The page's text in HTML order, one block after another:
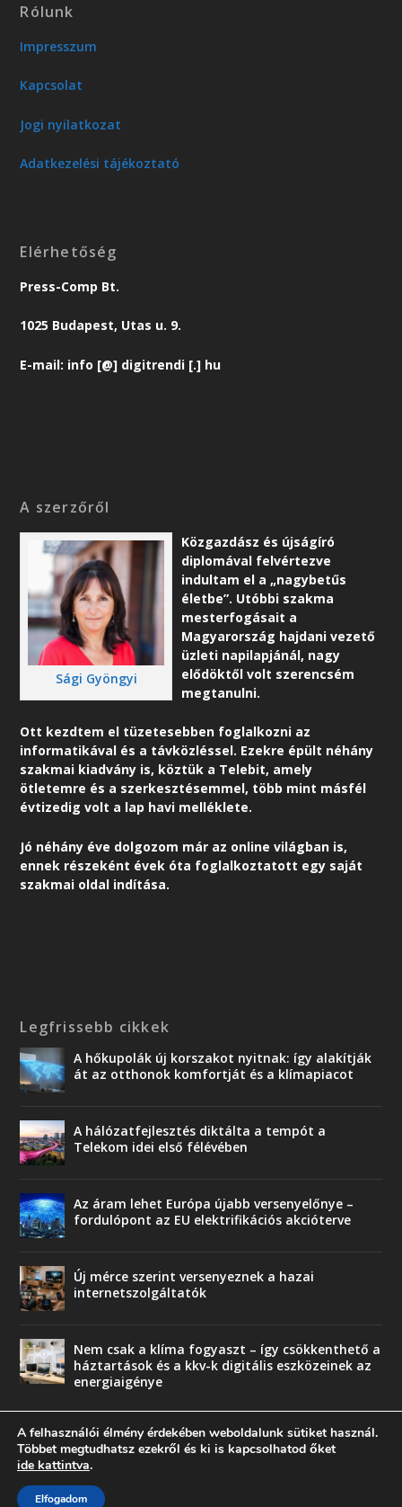
Rólunk
Impresszum
Kapcsolat
Jogi nyilatkozat
Adatkezelési tájékoztató
Elérhetőség
Press-Comp Bt.
1025 Budapest, Utas u. 9.
E-mail: info [@] digitrendi [.] hu
A szerzőről
Sági Gyöngyi
Közgazdász és újságíró
diplomával felvértezve
indultam el a „nagybetűs
életbe”. Utóbbi szakma
mesterfogásait a
Magyarország hajdani vezető
üzleti napilapjánál, nagy
elődöktől volt szerencsém
megtanulni.
Ott kezdtem el tüzetesebben foglalkozni az
informatikával és a távközléssel. Ezekre épült néhány
szakmai kiadvány is, köztük a Telebit, amely
ötletemre és a szerkesztésemmel, több mint másfél
évtizedig volt a lap havi melléklete.
Jó néhány éve dolgozom már az online világban is,
ennek részeként évek óta foglalkoztatott egy saját
szakmai oldal indítása.
Legfrissebb cikkek
A hőkupolák új korszakot nyitnak: így alakítják
át az otthonok komfortját és a klímapiacot
A hálózatfejlesztés diktálta a tempót a
Telekom idei első félévében
Az áram lehet Európa újabb versenyelőnye –
fordulópont az EU elektrifikációs akcióterve
Új mérce szerint versenyeznek a hazai
internetszolgáltatók
Nem csak a klíma fogyaszt – így csökkenthető a
háztartások és a kkv-k digitális eszközeinek az
energiaigénye
A felhasználói élmény érdekében weboldalunk sütiket használ.
Többet megtudhatsz ezekről és ki is kapcsolhatod őket
ide kattintva.
Elfogadom